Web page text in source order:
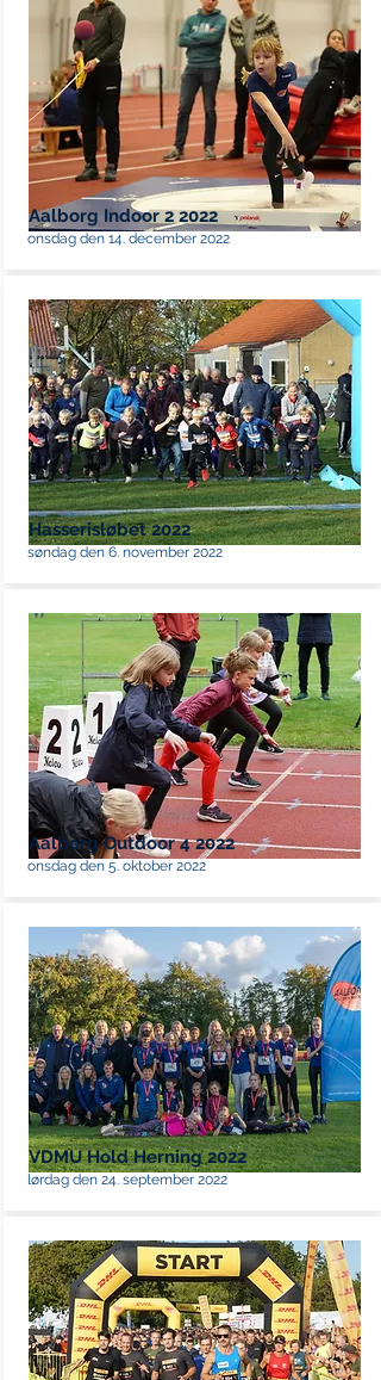
Aalborg Indoor 2 2022
onsdag den 14. december 2022
Hasserisløbet 2022
søndag den 6. november 2022
Aalborg Outdoor 4 2022
onsdag den 5. oktober 2022
VDMU Hold Herning 2022
lørdag den 24. september 2022